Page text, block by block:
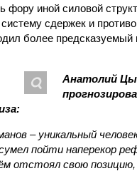
фору иной силовой
сдержек и
более
Анатолий
– уникальный
пойти наперекор
отстоял свою